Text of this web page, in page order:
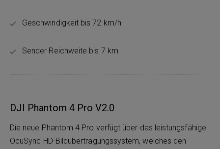
Geschwindigkeit bis 72 km/h
Sender Reichweite bis 7 km
DJI Phantom 4 Pro V2.0
Die neue Phantom 4 Pro verfügt über das leistungsfähige
OcuSync HD-Bildübertragungssystem, welches den